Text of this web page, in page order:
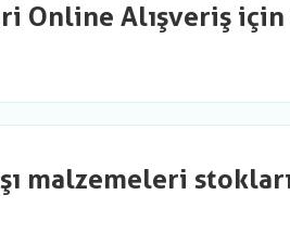
Online Alışveriş
malzemeleri